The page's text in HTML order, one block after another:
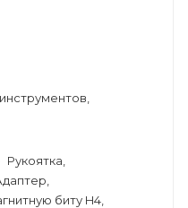
Рукоятка,
биту H4,